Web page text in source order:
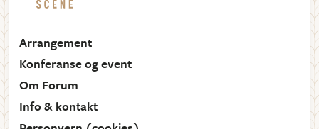
Arrangement
Konferanse og event
Om Forum
Info & kontakt